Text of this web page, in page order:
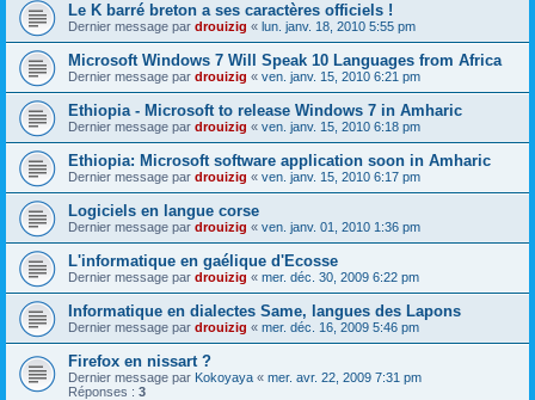
Le K barré breton a ses caractères officiels !
Dernier message par drouizig « lun. janv. 18, 2010 5:55 pm
Microsoft Windows 7 Will Speak 10 Languages from Africa
Dernier message par drouizig « ven. janv. 15, 2010 6:21 pm
Ethiopia - Microsoft to release Windows 7 in Amharic
Dernier message par drouizig « ven. janv. 15, 2010 6:18 pm
Ethiopia: Microsoft software application soon in Amharic
Dernier message par drouizig « ven. janv. 15, 2010 6:17 pm
Logiciels en langue corse
Dernier message par drouizig « ven. janv. 01, 2010 1:36 pm
L'informatique en gaélique d'Ecosse
Dernier message par drouizig « mer. déc. 30, 2009 6:22 pm
Informatique en dialectes Same, langues des Lapons
Dernier message par drouizig « mer. déc. 16, 2009 5:46 pm
Firefox en nissart ?
Dernier message par Kokoyaya « mer. avr. 22, 2009 7:31 pm
Réponses : 3